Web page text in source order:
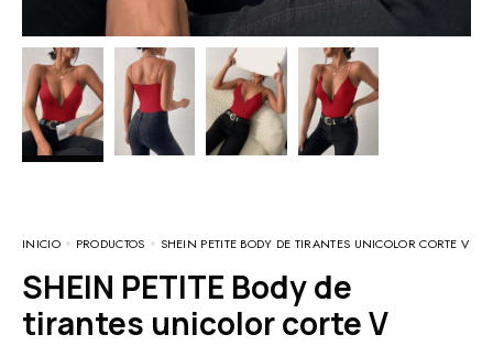
INICIO PRODUCTOS SHEIN PETITE BODY DE TIRANTES UNICOLOR CORTE V
SHEIN PETITE Body de
tirantes unicolor corte V